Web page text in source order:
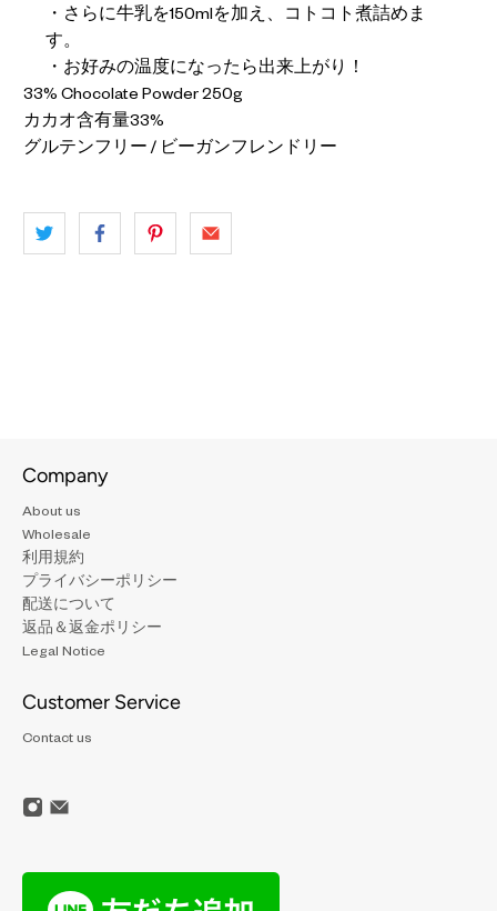
・さらに牛乳を150mlを加え、コトコト煮詰めま
す。
・お好みの温度になったら出来上がり！
33% Chocolate Powder 250g
カカオ含有量33%
グルテンフリー / ビーガンフレンドリー
Company
About us
Wholesale
利用規約
プライバシーポリシー
配送について
返品＆返金ポリシー
Legal Notice
Customer Service
Contact us